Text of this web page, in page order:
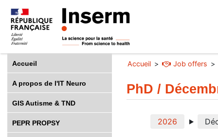
Accueil
A propos de l'IT Neuro
GIS Autisme & TND
PEPR PROPSY
Accueil Job offers
PhD /
2026